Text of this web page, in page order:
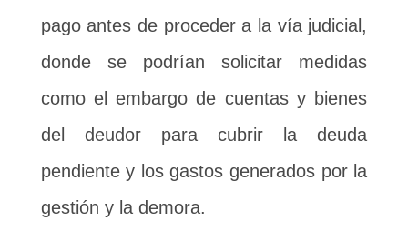
pago antes de proceder a la vía judicial,
donde se podrían solicitar medidas
como el embargo de cuentas y bienes
del deudor para cubrir la deuda
pendiente y los gastos generados por la
gestión y la demora.